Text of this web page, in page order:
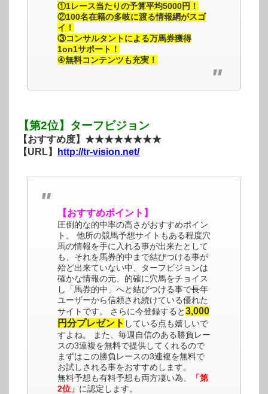
①1レース当たりの予算平均5000円！
②100名在籍の多岐に渡る情報網がスゴ
イ！
③コンサルタントによる万馬券獲得
1on1サポート！
④無料コンテンツも充実！
【第2位】ターフビジョン
【おすすめ度】★★★★★★★★
【URL】
http://tr-vision.net/
【おすすめポイント】
圧倒的な的中率の高さがおすすめポイン
ト。 他所の競馬予想サイトもある程度穴
馬の情報を手に入れる事が出来たとして
も、それを馬券的中まで結びつける事が
殆ど出来ていない中、ターフビジョンは
確かな情報の元、的確に穴馬をチョイス
し「馬券的中」へと結びつける事で長年
ユーザーから信頼され続けている優れた
サイトです。 さらに今登録すると3,000
円分プレゼント している点も嬉しいで
すよね。 また、毎週自信のある勝負レー
スの3連複を無料で提供してくれるので
まずはこの勝負レースの3連複を無料で
お試しされる事をおすすめします。
無料予想も有料予想も両方凄い為、
「第
2位」 に認定します。